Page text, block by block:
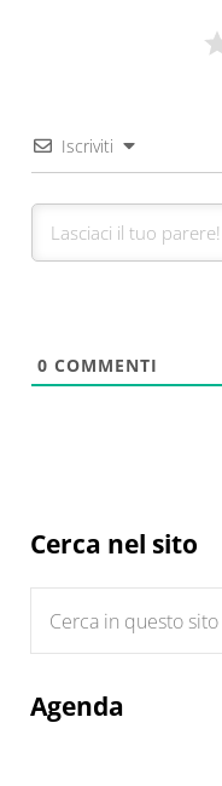
Iscriviti
0 COMMENTI
Sidebar
Cerca nel sito
Agenda